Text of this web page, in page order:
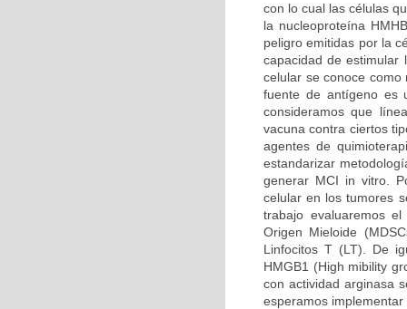
con lo cual las células
la nucleoproteína
peligro emitidas por la
capacidad de estimular
celular se conoce
fuente de antígeno es
consideramos que
vacuna contra ciertos
agentes de
estandarizar
generar MCI in vitro.
celular en los tumores
trabajo evaluaremos
Origen Mieloide
Linfocitos T (LT). De
HMGB1 (High mibility
con actividad arginasa
esperamos